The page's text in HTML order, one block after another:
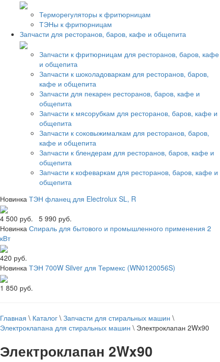
Терморегуляторы к фритюрницам
ТЭНы к фритюрницам
Запчасти для ресторанов, баров, кафе и общепита
Запчасти к фритюрницам для ресторанов, баров, кафе
и общепита
Запчасти к шоколадоваркам для ресторанов, баров,
кафе и общепита
Запчасти для пекарен ресторанов, баров, кафе и
общепита
Запчасти к мясорубкам для ресторанов, баров, кафе и
общепита
Запчасти к соковыжималкам для ресторанов, баров,
кафе и общепита
Запчасти к блендерам для ресторанов, баров, кафе и
общепита
Запчасти к кофеваркам для ресторанов, баров, кафе и
общепита
Новинка ТЭН фланец для Electrolux SL, R
4 500 руб.
5 990 руб.
Новинка Спираль для бытового и промышленного применения 2
кВт
420 руб.
Новинка ТЭН 700W Silver для Термекс (WN0120056S)
1 850 руб.
Главная \ Каталог \ Запчасти для стиральных машин \
Электроклапана для стиральных машин \ Электроклапан 2Wx90
Электроклапан 2Wx90